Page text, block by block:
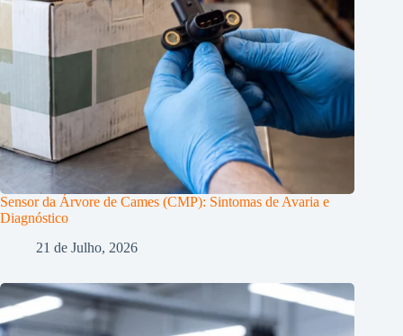
Sensor da Árvore de Cames (CMP): Sintomas de Avaria e
Diagnóstico
21 de Julho, 2026